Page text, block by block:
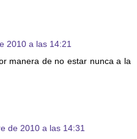
2010 a las 14:21
manera de no estar nunca a la
de 2010 a las 14:31